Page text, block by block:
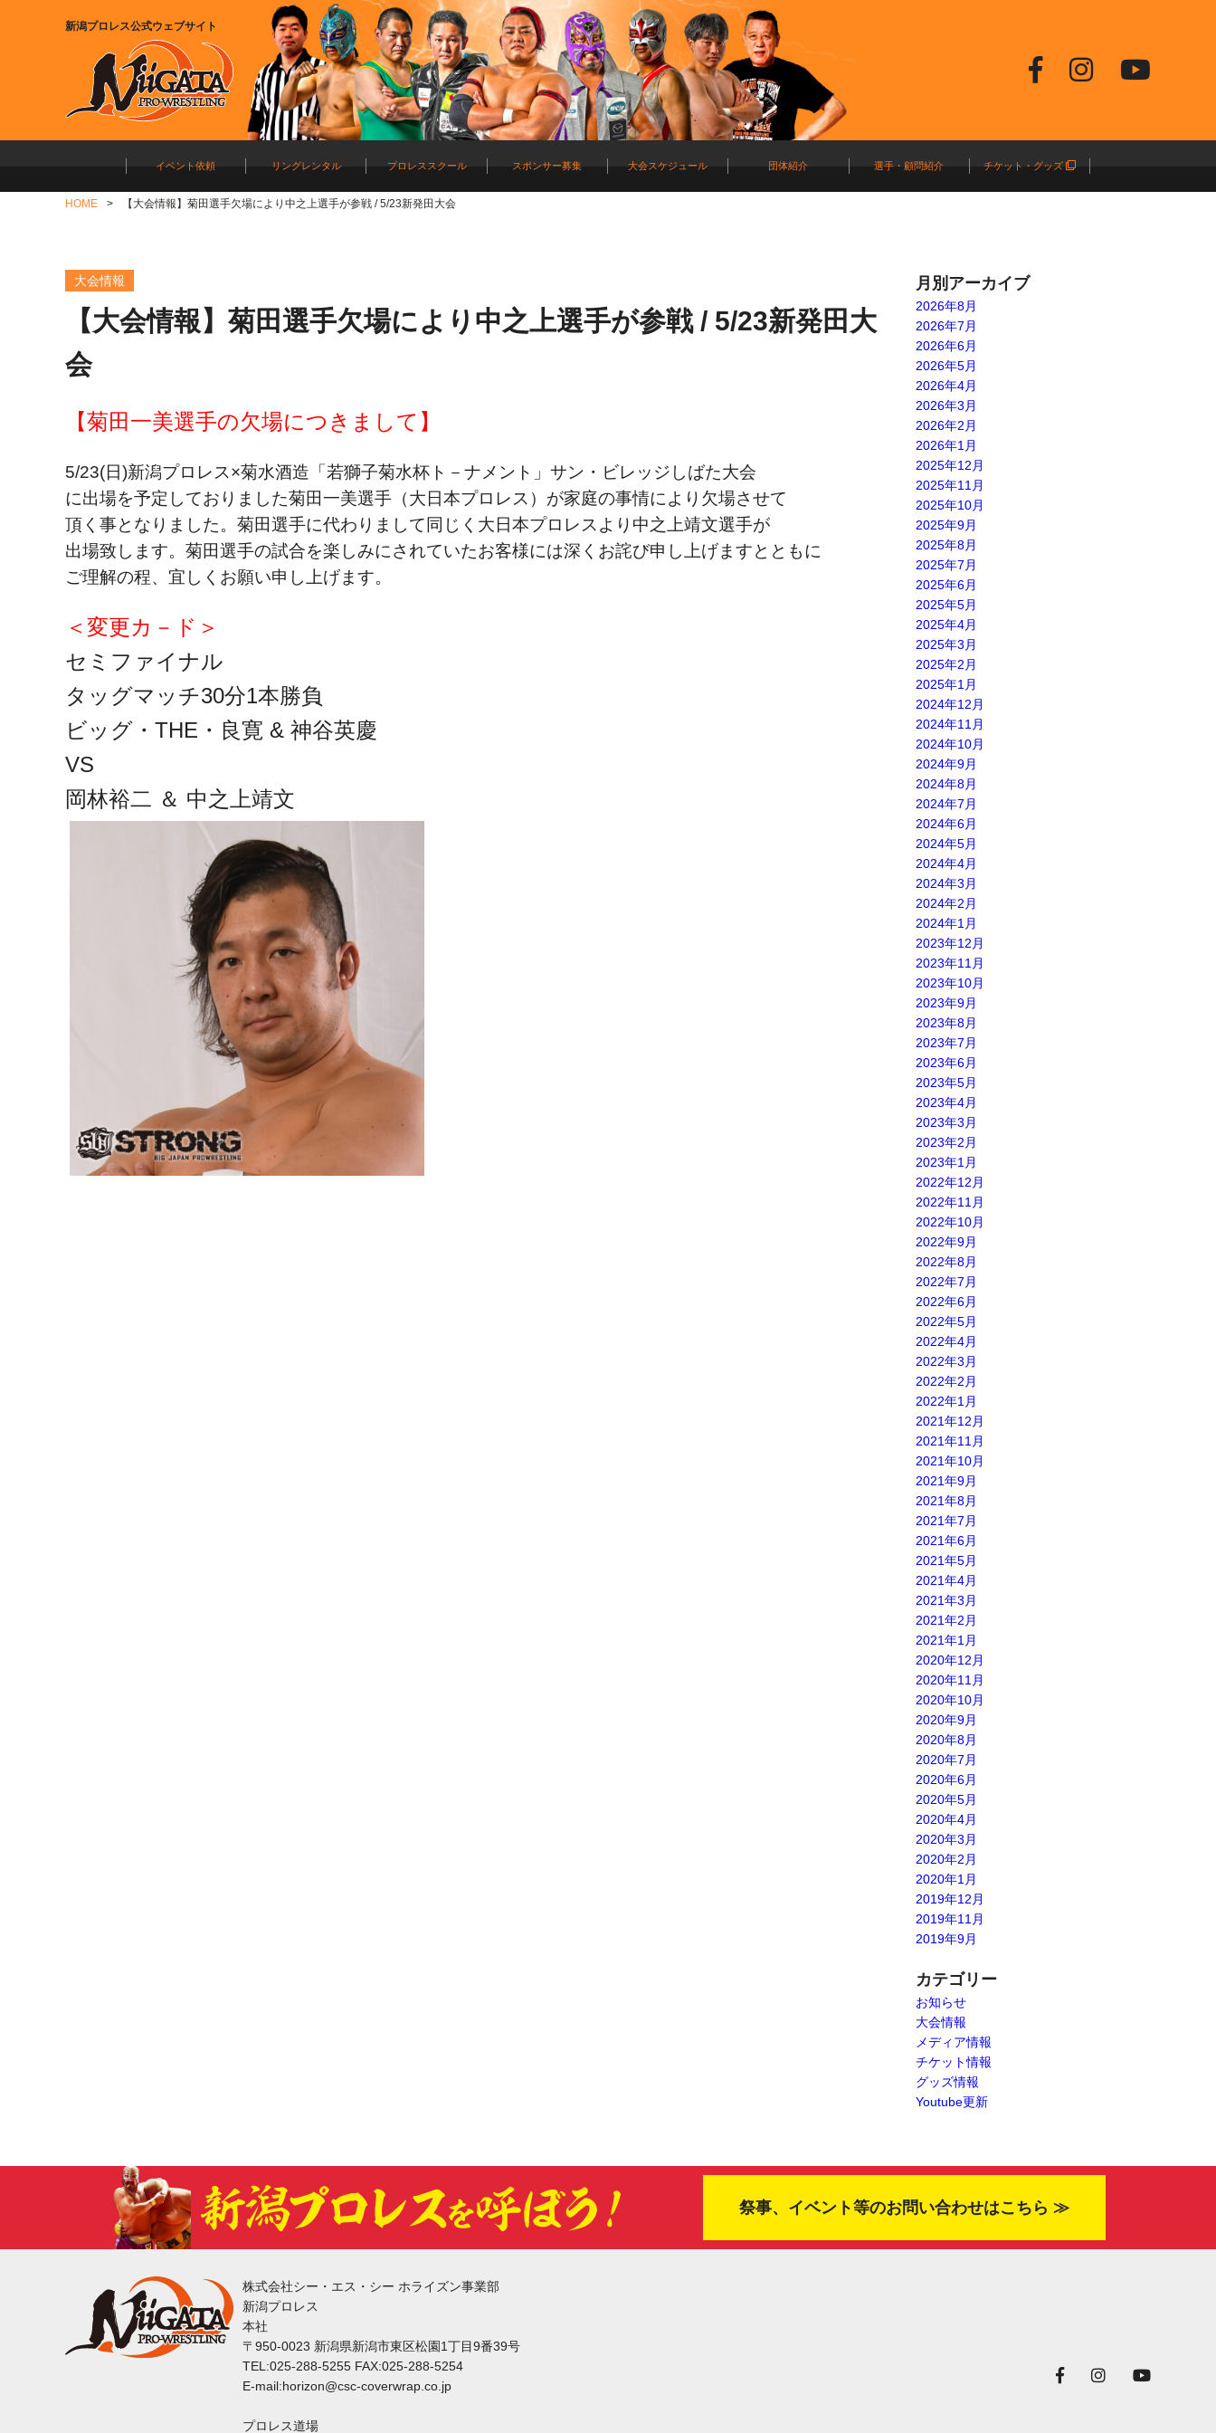
新潟プロレス公式ウェブサイト
イベント依頼 リングレンタル プロレススクール スポンサー募集 大会スケジュール 団体紹介 選手・顧問紹介 チケット・グッズ
HOME 【大会情報】菊田選手欠場により中之上選手が参戦 / 5/23新発田大会
大会情報
【大会情報】菊田選手欠場により中之上選手が参戦 / 5/23新発田大
会
【菊田一美選手の欠場につきまして】
5/23(日)新潟プロレス×菊水酒造「若獅子菊水杯ト－ナメント」サン・ビレッジしばた大会
に出場を予定しておりました菊田一美選手（大日本プロレス）が家庭の事情により欠場させて
頂く事となりました。菊田選手に代わりまして同じく大日本プロレスより中之上靖文選手が
出場致します。菊田選手の試合を楽しみにされていたお客様には深くお詫び申し上げますとともに
ご理解の程、宜しくお願い申し上げます。
＜変更カ－ド＞
セミファイナル
タッグマッチ30分1本勝負
ビッグ・THE・良寛 & 神谷英慶
VS
岡林裕二 ＆ 中之上靖文
月別アーカイブ
2026年8月
2026年7月
2026年6月
2026年5月
2026年4月
2026年3月
2026年2月
2026年1月
2025年12月
2025年11月
2025年10月
2025年9月
2025年8月
2025年7月
2025年6月
2025年5月
2025年4月
2025年3月
2025年2月
2025年1月
2024年12月
2024年11月
2024年10月
2024年9月
2024年8月
2024年7月
2024年6月
2024年5月
2024年4月
2024年3月
2024年2月
2024年1月
2023年12月
2023年11月
2023年10月
2023年9月
2023年8月
2023年7月
2023年6月
2023年5月
2023年4月
2023年3月
2023年2月
2023年1月
2022年12月
2022年11月
2022年10月
2022年9月
2022年8月
2022年7月
2022年6月
2022年5月
2022年4月
2022年3月
2022年2月
2022年1月
2021年12月
2021年11月
2021年10月
2021年9月
2021年8月
2021年7月
2021年6月
2021年5月
2021年4月
2021年3月
2021年2月
2021年1月
2020年12月
2020年11月
2020年10月
2020年9月
2020年8月
2020年7月
2020年6月
2020年5月
2020年4月
2020年3月
2020年2月
2020年1月
2019年12月
2019年11月
2019年9月
カテゴリー
お知らせ
大会情報
メディア情報
チケット情報
グッズ情報
Youtube更新
祭事、イベント等のお問い合わせはこちら ≫
株式会社シー・エス・シー ホライズン事業部
新潟プロレス
本社
〒950-0023 新潟県新潟市東区松園1丁目9番39号
TEL:025-288-5255 FAX:025-288-5254
E-mail:horizon@csc-coverwrap.co.jp
プロレス道場